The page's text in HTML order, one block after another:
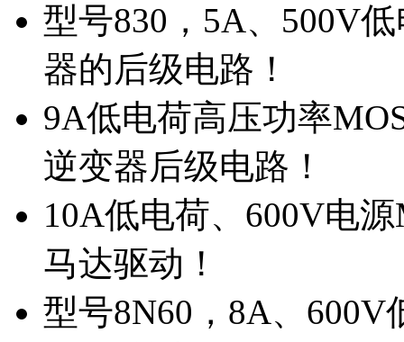
型号830，5A、500V
器的后级电路！
9A低电荷高压功率
逆变器后级电路！
10A低电荷、600V电
马达驱动！
型号8N60，8A、